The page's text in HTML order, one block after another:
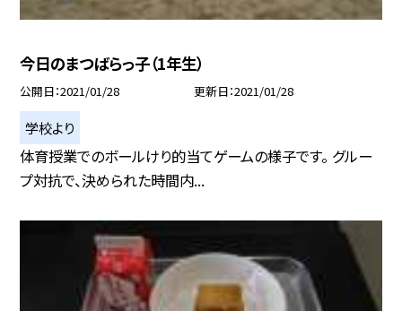
今日のまつばらっ子（1年生）
公開日 2021/01/28 更新日 2021/01/28
学校より
体育授業でのボールけり的当てゲームの様子です。 グルー
プ対抗で、決められた時間内...